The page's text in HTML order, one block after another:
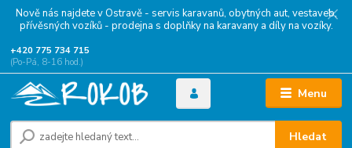
Nově nás najdete v Ostravě - servis karavanů, obytných aut, vestaveb,
přívěsných vozíků - prodejna s doplňky na karavany a díly na vozíky.
Menu
Hledat
+420 775 734 715
(Po-Pá, 8-16 hod.)